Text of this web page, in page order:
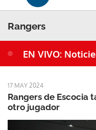
Rangers
EN VIVO:
17 MAY 2024
Rangers de Escocia
otro jugador